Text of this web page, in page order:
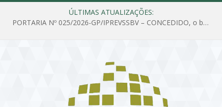
ÚLTIMAS ATUALIZAÇÕES:
PORTARIA Nº 025/2026-GP/IPREVSSBV – CONCEDIDO, o benefício de PENSÃO a MARIA ESTELA DOS SANTOS SOUZA